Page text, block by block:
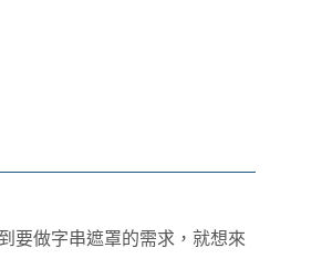
要做字串遮罩的需求，就想來